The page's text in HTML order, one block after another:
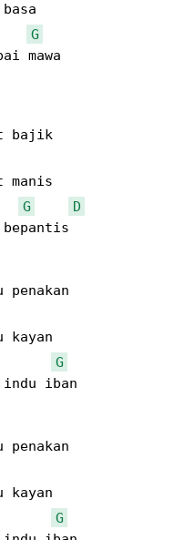
basa
G
mawa
bajik
manis
G
D
bepantis
penakan
kayan
G
indu iban
penakan
kayan
G